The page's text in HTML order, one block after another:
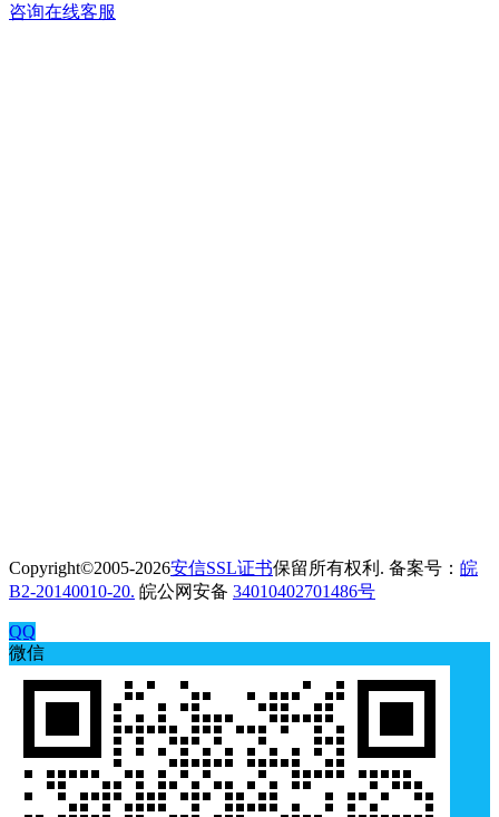
咨询在线客服
Copyright©2005-2026安信SSL证书保留所有权利. 备案号： 皖
B2-20140010-20. 皖公网安备 34010402701486号
QQ
微信